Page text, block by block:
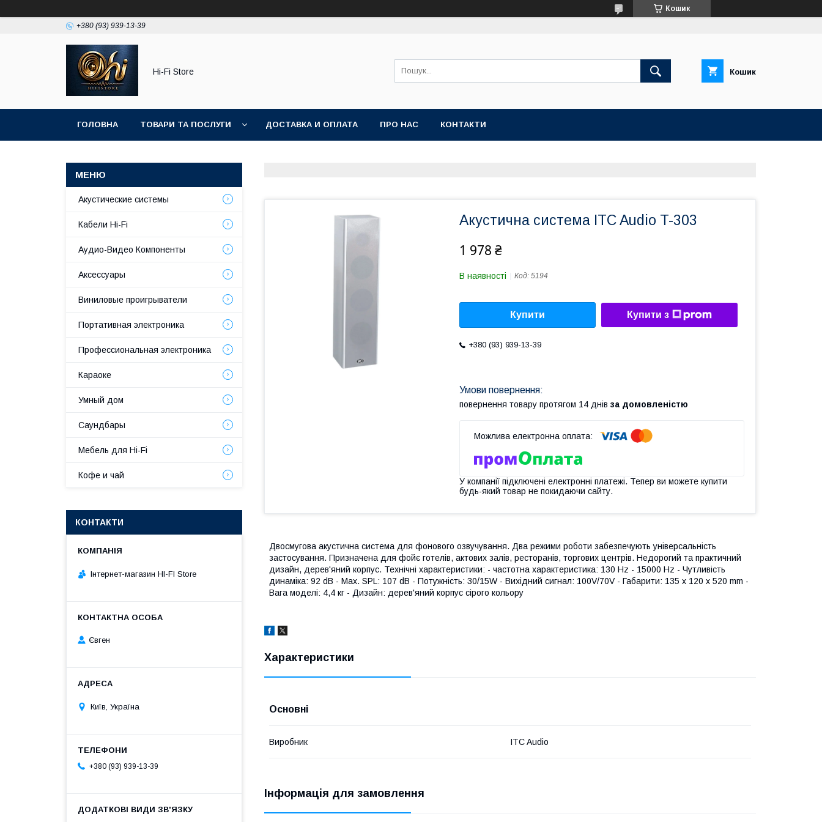
Кошик
+380 (93) 939-13-39
Hi-Fi Store Кошик
ГОЛОВНА ТОВАРИ ТА ПОСЛУГИ ДОСТАВКА И ОПЛАТА ПРО НАС КОНТАКТИ
Акустична система ITC Audio T-303
1 978 ₴
В наявності Код: 5194
Купити Купити з
+380 (93) 939-13-39
повернення товару протягом 14 днів за домовленістю
У компанії підключені електронні платежі. Тепер ви можете купити
будь-який товар не покидаючи сайту.
Двосмугова акустична система для фонового озвучування. Два режими роботи забезпечують універсальність
застосування. Призначена для фойє готелів, актових залів, ресторанів, торгових центрів. Недорогий та практичний
дизайн, дерев'яний корпус. Технічні характеристики: - частотна характеристика: 130 Hz - 15000 Hz - Чутливість
динаміка: 92 dB - Max. SPL: 107 dB - Потужність: 30/15W - Вихідний сигнал: 100V/70V - Габарити: 135 х 120 х 520 mm -
Вага моделі: 4,4 кг - Дизайн: дерев'яний корпус сірого кольору
Характеристики
Основні
Виробник ITC Audio
Інформація для замовлення
Акустические системы
Кабели Hi-Fi
Аудио-Видео Компоненты
Аксессуары
Виниловые проигрыватели
Портативная электроника
Профессиональная электроника
Караоке
Умный дом
Саундбары
Мебель для Hi-Fi
Кофе и чай
КОНТАКТИ
Інтернет-магазин HI-FI Store
Євген
Київ, Україна
+380 (93) 939-13-39